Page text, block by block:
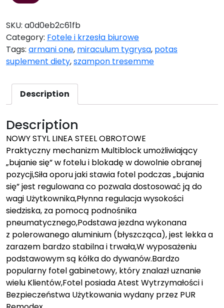
SKU: a0d0eb2c61fb
Category: Fotele i krzesła biurowe
Tags: armani one, miraculum tygrysa, potas
suplement diety,szampon tresemme
Description
Description
NOWY STYL LINEA STEEL OBROTOWE
Praktyczny mechanizm Multiblock umożliwiający
„bujanie się” w fotelu i blokadę w dowolnie obranej
pozycji,Siła oporu jaki stawia fotel podczas „bujania
się” jest regulowana co pozwala dostosować ją do
wagi Użytkownika,Płynna regulacja wysokości
siedziska, za pomocą podnośnika
pneumatycznego,Podstawa jezdna wykonana
z polerowanego aluminium (błyszcząca), jest lekka a
zarazem bardzo stabilna i trwała,W wyposażeniu
podstawowym są kółka do dywanów.Bardzo
popularny fotel gabinetowy, który znalazł uznanie
wielu Klientów,Fotel posiada Atest Wytrzymałości i
Bezpieczeństwa Użytkowania wydany przez PUR